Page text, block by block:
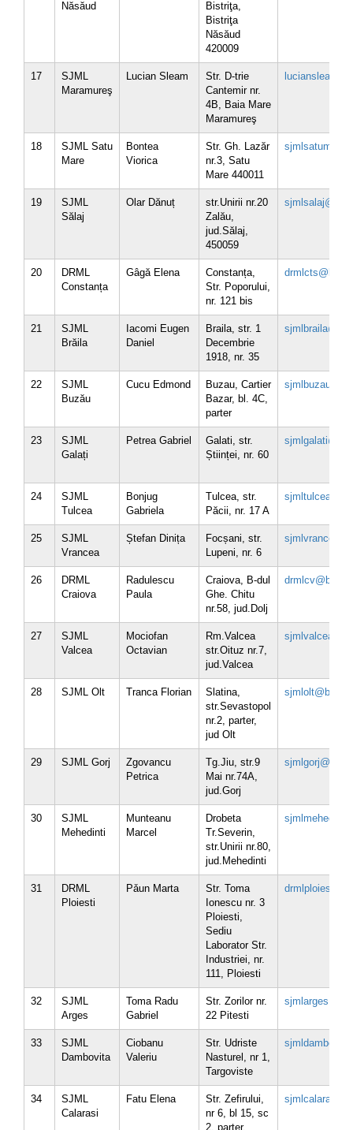
Năsăud
Bistriţa,
Bistriţa
Năsăud
420009
17
SJML
Maramureş
Lucian Sleam
Str. D-trie
Cantemir nr.
4B, Baia Mare
Maramureş
18
SJML Satu
Mare
Bontea
Viorica
Str. Gh. Lazăr
nr.3, Satu
Mare 440011
19
SJML
Sălaj
Olar Dănuț
str.Unirii nr.20
Zalău,
jud.Sălaj,
450059
20
DRML
Constanța
Gâgă Elena
Constanța,
Str. Poporului,
nr. 121 bis
21
SJML
Brăila
Iacomi Eugen
Daniel
Braila, str. 1
Decembrie
1918, nr. 35
22
SJML
Buzău
Cucu Edmond
Buzau, Cartier
Bazar, bl. 4C,
parter
23
SJML
Galați
Petrea Gabriel
Galati, str.
Științei, nr. 60
24
SJML
Tulcea
Bonjug
Gabriela
Tulcea, str.
Păcii, nr. 17 A
25
SJML
Vrancea
Ștefan Dinița
Focșani, str.
Lupeni, nr. 6
26
DRML
Craiova
Radulescu
Paula
Craiova, B-dul
Ghe. Chitu
nr.58, jud.Dolj
27
SJML
Valcea
Mociofan
Octavian
Rm.Valcea
str.Oituz nr.7,
jud.Valcea
28 SJML Olt Tranca Florian
Slatina,
str.Sevastopol
nr.2, parter,
jud Olt
29 SJML Gorj
Zgovancu
Petrica
Tg.Jiu, str.9
Mai nr.74A,
jud.Gorj
30
SJML
Mehedinti
Munteanu
Marcel
Drobeta
Tr.Severin,
str.Unirii nr.80,
jud.Mehedinti
31
DRML
Ploiesti
Pǎun Marta
Str. Toma
Ionescu nr. 3
Ploiesti,
Sediu
Laborator Str.
Industriei, nr.
111, Ploiesti
32
SJML
Arges
Toma Radu
Gabriel
Str. Zorilor nr.
22 Pitesti
33
SJML
Dambovita
Ciobanu
Valeriu
Str. Udriste
Nasturel, nr 1,
Targoviste
34
SJML
Calarasi
Fatu Elena
Str. Zefirului,
nr 6, bl 15, sc
2, parter,